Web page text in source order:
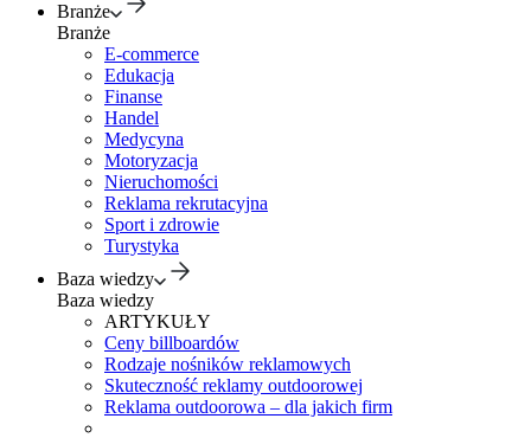
Branże
Branże
E-commerce
Edukacja
Finanse
Handel
Medycyna
Motoryzacja
Nieruchomości
Reklama rekrutacyjna
Sport i zdrowie
Turystyka
Baza wiedzy
Baza wiedzy
ARTYKUŁY
Ceny billboardów
Rodzaje nośników reklamowych
Skuteczność reklamy outdoorowej
Reklama outdoorowa – dla jakich firm